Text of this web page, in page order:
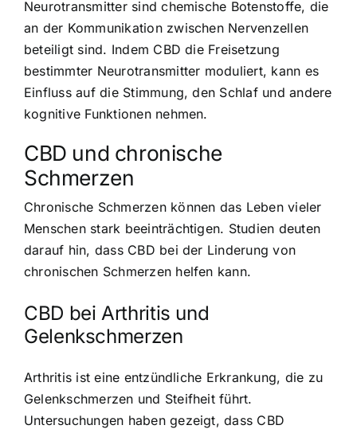
Neurotransmitter sind chemische Botenstoffe, die
an der Kommunikation zwischen Nervenzellen
beteiligt sind. Indem CBD die Freisetzung
bestimmter Neurotransmitter moduliert, kann es
Einfluss auf die Stimmung, den Schlaf und andere
kognitive Funktionen nehmen.
CBD und chronische
Schmerzen
Chronische Schmerzen können das Leben vieler
Menschen stark beeinträchtigen. Studien deuten
darauf hin, dass CBD bei der Linderung von
chronischen Schmerzen helfen kann.
CBD bei Arthritis und
Gelenkschmerzen
Arthritis ist eine entzündliche Erkrankung, die zu
Gelenkschmerzen und Steifheit führt.
Untersuchungen haben gezeigt, dass CBD